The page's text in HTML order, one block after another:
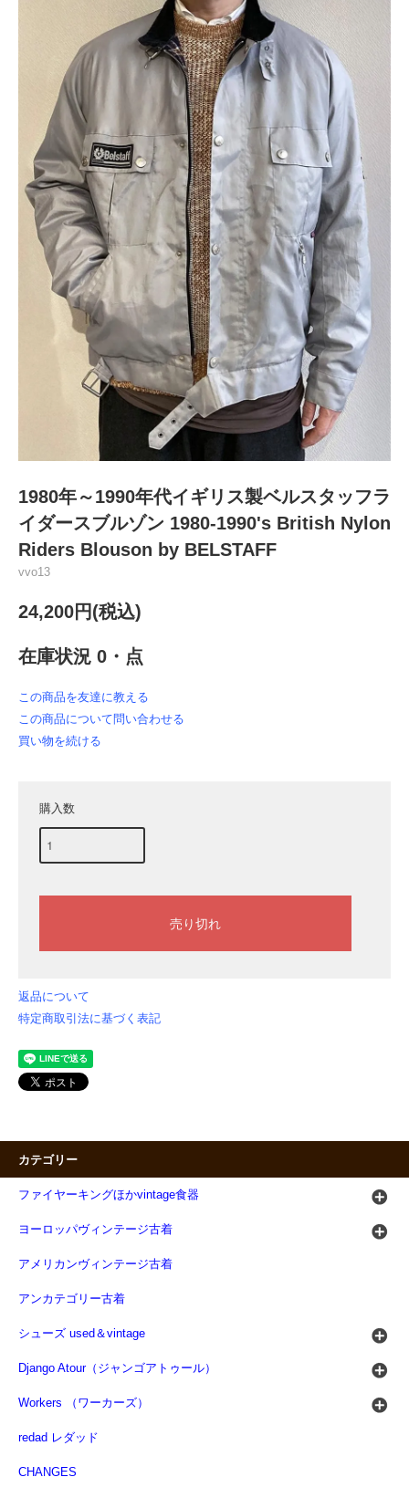
1980年～1990年代イギリス製ベルスタッフラ
イダースブルゾン 1980-1990's British Nylon
Riders Blouson by BELSTAFF
vvo13
24,200円(税込)
在庫状況 0・点
この商品を友達に教える
この商品について問い合わせる
買い物を続ける
購入数
返品について
特定商取引法に基づく表記
カテゴリー
ファイヤーキングほかvintage食器
ヨーロッパヴィンテージ古着
アメリカンヴィンテージ古着
アンカテゴリー古着
シューズ used＆vintage
Django Atour（ジャンゴアトゥール）
Workers （ワーカーズ）
redad レダッド
CHANGES